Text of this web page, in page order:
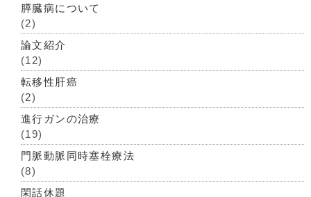
膵臓病について
(2)
論文紹介
(12)
転移性肝癌
(2)
進行ガンの治療
(19)
門脈動脈同時塞栓療法
(8)
閑話休題